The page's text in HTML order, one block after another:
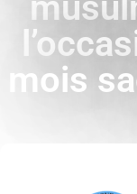
mois